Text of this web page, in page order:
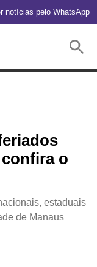
notícias pelo WhatsApp
o
estaduais
de Manaus